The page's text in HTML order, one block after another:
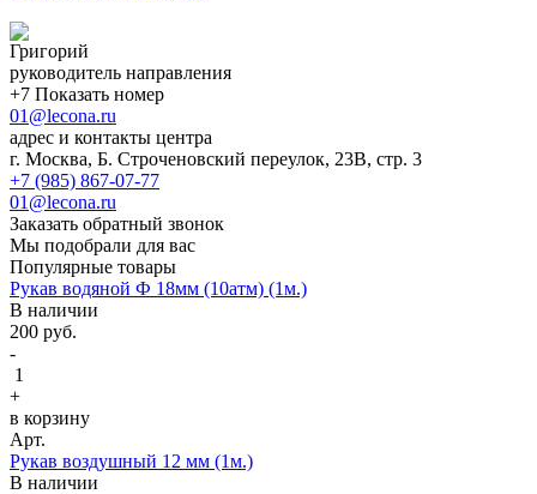
Григорий
руководитель направления
+7 Показать номер
01@lecona.ru
адрес и контакты центра
г. Москва, Б. Строченовский переулок, 23В, стр. 3
+7 (985) 867-07-77
01@lecona.ru
Заказать обратный звонок
Мы подобрали для вас
Популярные товары
Рукав водяной Ф 18мм (10атм) (1м.)
В наличии
200 руб.
-
1
+
в корзину
Арт.
Рукав воздушный 12 мм (1м.)
В наличии